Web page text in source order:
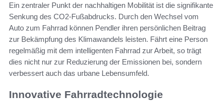
Ein zentraler Punkt der nachhaltigen Mobilität ist die signifikante
Senkung des CO2-Fußabdrucks. Durch den Wechsel vom
Auto zum Fahrrad können Pendler ihren persönlichen Beitrag
zur Bekämpfung des Klimawandels leisten. Fährt eine Person
regelmäßig mit dem intelligenten Fahrrad zur Arbeit, so trägt
dies nicht nur zur Reduzierung der Emissionen bei, sondern
verbessert auch das urbane Lebensumfeld.
Innovative Fahrradtechnologie